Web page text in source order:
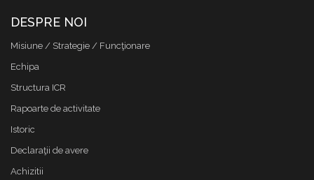
DESPRE NOI
Misiune / Strategie / Funcţionare
Echipa
Structura ICR
Rapoarte de activitate
Istoric
Declaraţii de avere
Achizitii